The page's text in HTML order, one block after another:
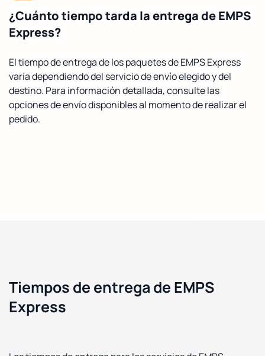
¿Cuánto tiempo tarda la entrega de EMPS
Express?
El tiempo de entrega de los paquetes de EMPS Express
varía dependiendo del servicio de envío elegido y del
destino. Para información detallada, consulte las
opciones de envío disponibles al momento de realizar el
pedido.
Tiempos de entrega de EMPS
Express